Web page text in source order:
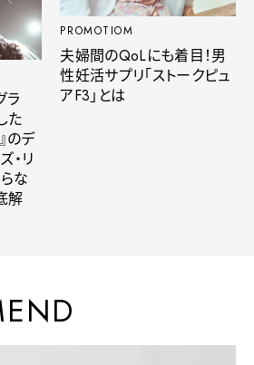
ラ
た
のデ
・リ
な
解
PROMOTIOM
夫婦間のQoLにも着目！男
性妊活サプリ「ストークピュ
アF3」とは